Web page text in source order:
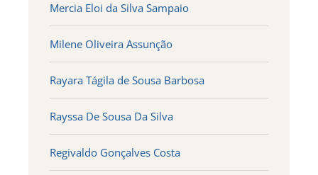
Mercia Eloi da Silva Sampaio
Milene Oliveira Assunção
Rayara Tágila de Sousa Barbosa
Rayssa De Sousa Da Silva
Regivaldo Gonçalves Costa